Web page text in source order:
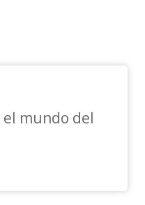
mundo del